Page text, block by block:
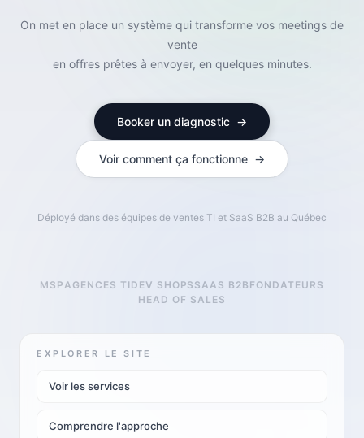
On met en place un système qui transforme vos meetings de
vente
en offres prêtes à envoyer, en quelques minutes.
Booker un diagnostic →
Voir comment ça fonctionne →
Déployé dans des équipes de ventes TI et SaaS B2B au Québec
MSPAGENCES TI DEV SHOPS SAAS B2B FONDATEURS
HEAD OF SALES
EXPLORER LE SITE
Voir les services
Comprendre l'approche